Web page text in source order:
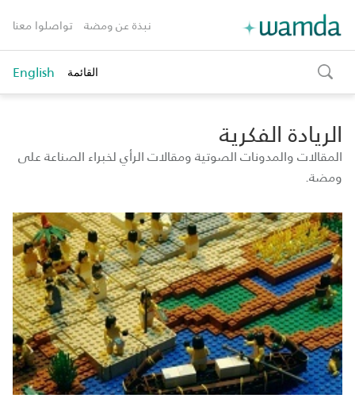
نبذة عن ومضة تواصلوا معنا
toggle
search
القائمة English
الريادة الفكرية
المقالات والمدونات الصوتية ومقالات الرأي لخبراء الصناعة على
ومضة.